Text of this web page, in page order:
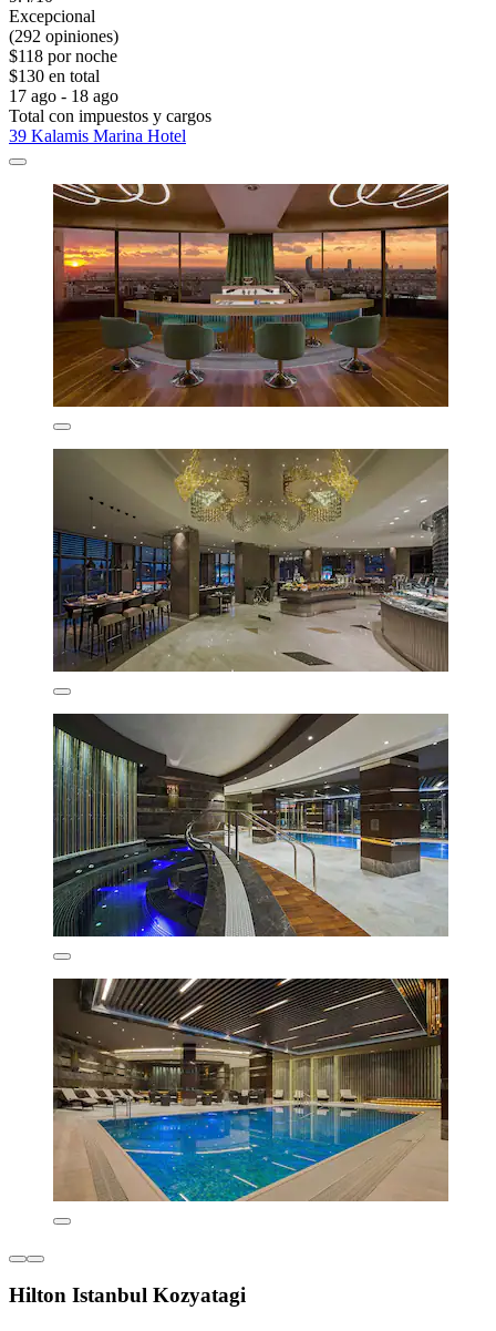
Excepcional
(292 opiniones)
$118 por noche
$130 en total
17 ago - 18 ago
Total con impuestos y cargos
39 Kalamis Marina Hotel
Hilton Istanbul Kozyatagi